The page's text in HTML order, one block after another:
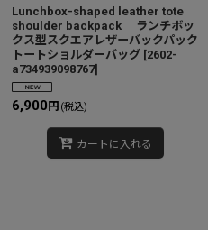
Lunchbox-shaped leather tote
shoulder backpack ランチボッ
クス型スクエアレザーバックパック
トートショルダーバッグ [2602-
a734939098767]
6,900 円 (税込)
カートに入れる